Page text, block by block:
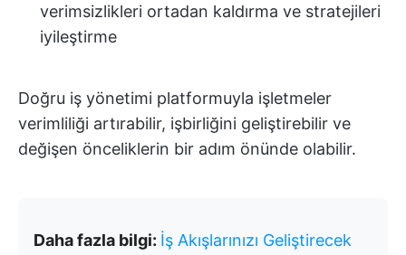
verimsizlikleri ortadan kaldırma ve stratejileri
iyileştirme
Doğru iş yönetimi platformuyla işletmeler
verimliliği artırabilir, işbirliğini geliştirebilir ve
değişen önceliklerin bir adım önünde olabilir.
Daha fazla bilgi: İş Akışlarınızı Geliştirecek